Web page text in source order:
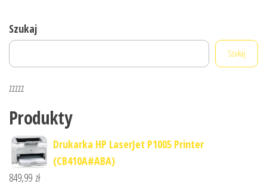
Szukaj
Szukaj
zzzzz
Produkty
Drukarka HP LaserJet P1005 Printer
(CB410A#ABA)
849,99 zł